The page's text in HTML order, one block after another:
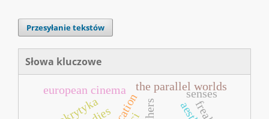
Przesyłanie tekstów
Słowa kluczowe
european cinema the parallel worlds
senses